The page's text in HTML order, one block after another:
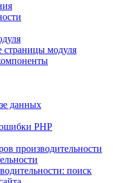
модуля
данных
PHP
производительности
поиск